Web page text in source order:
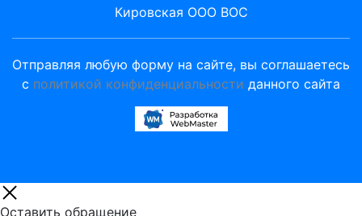
Кировская ООО ВОС
Отправляя любую форму на сайте, вы соглашаетесь
с политикой конфиденциальности данного сайта
Оставить обращение